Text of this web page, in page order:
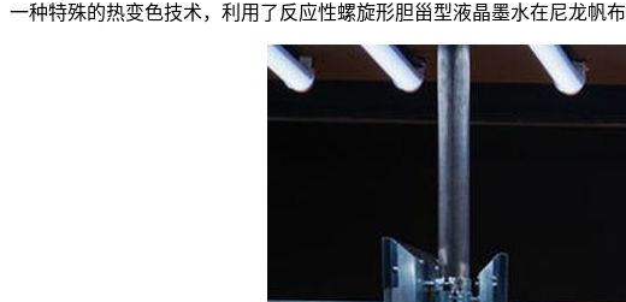
一种特殊的热变色技术，利用了反应性螺旋形胆甾型液晶墨水在尼龙帆